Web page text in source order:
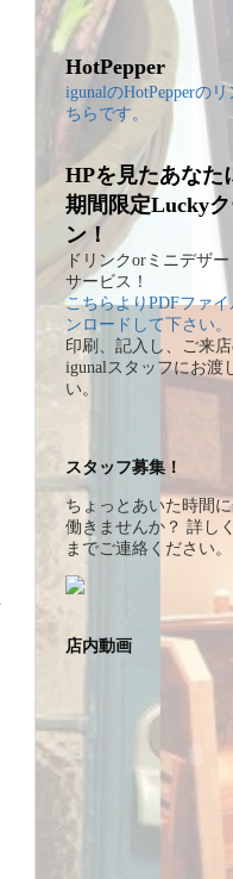
HotPepper
igunalのHotPepperのリ
ちらです。
HPを見たあなた
期間限定Lucky
ン！
ドリンクorミニデザ
サービス！
こちらよりPDFファ
ンロードして下さい。
印刷、記入し、ご来
igunalスタッフにお渡
い。
スタッフ募集！
ちょっとあいた時間
働きませんか？ 詳し
までご連絡ください。
店内動画